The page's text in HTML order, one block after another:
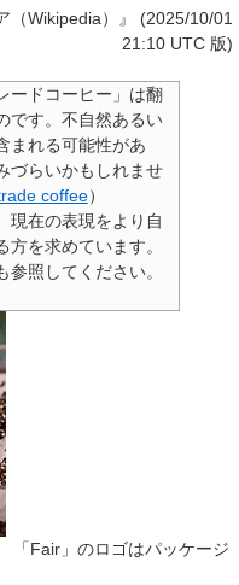
（Wikipedia）』 (2025/10/01
21:10 UTC 版)
ードコーヒー 」は翻
です。不自然あるい
まれる可能性があ
づらいかもしれませ
coffee）
現在の表現をより自
を求めています。
参照してください。
「Fair」のロゴはパッケージ